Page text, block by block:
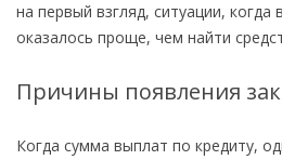
на первый взгляд, ситуации, когда
оказалось проще, чем найти
Причины появления
Когда сумма выплат по кредиту,